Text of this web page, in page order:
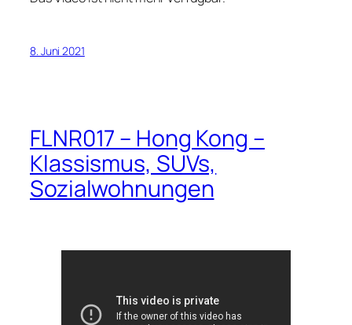
8. Juni 2021
FLNR017 – Hong Kong –
Klassismus, SUVs,
Sozialwohnungen